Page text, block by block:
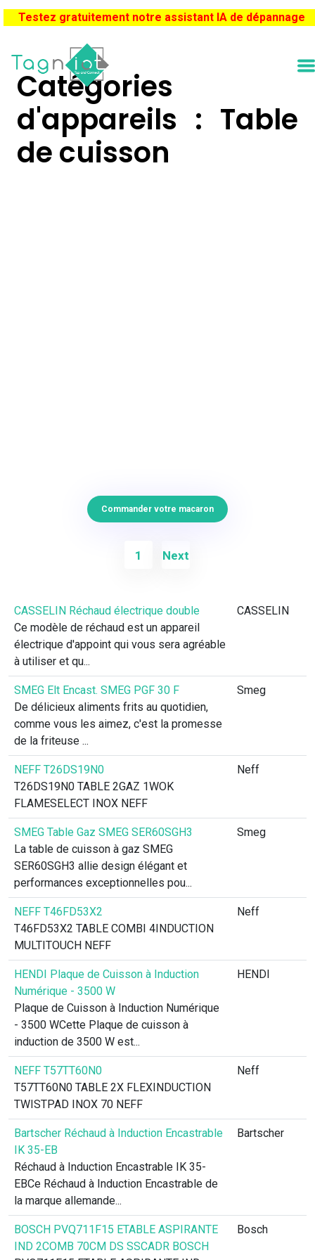
Testez gratuitement notre assistant IA de dépannage
Catégories
d'appareils : Table
de cuisson
Commander votre macaron
1 Next
CASSELIN Réchaud électrique double
Ce modèle de réchaud est un appareil
électrique d'appoint qui vous sera agréable
à utiliser et qu...
CASSELIN
SMEG Elt Encast. SMEG PGF 30 F
De délicieux aliments frits au quotidien,
comme vous les aimez, c'est la promesse
de la friteuse ...
Smeg
NEFF T26DS19N0
T26DS19N0 TABLE 2GAZ 1WOK
FLAMESELECT INOX NEFF
Neff
SMEG Table Gaz SMEG SER60SGH3
La table de cuisson à gaz SMEG
SER60SGH3 allie design élégant et
performances exceptionnelles pou...
Smeg
NEFF T46FD53X2
T46FD53X2 TABLE COMBI 4INDUCTION
MULTITOUCH NEFF
Neff
HENDI Plaque de Cuisson à Induction
Numérique - 3500 W
Plaque de Cuisson à Induction Numérique
- 3500 WCette Plaque de cuisson à
induction de 3500 W est...
HENDI
NEFF T57TT60N0
T57TT60N0 TABLE 2X FLEXINDUCTION
TWISTPAD INOX 70 NEFF
Neff
Bartscher Réchaud à Induction Encastrable
IK 35-EB
Réchaud à Induction Encastrable IK 35-
EBCe Réchaud à Induction Encastrable de
la marque allemande...
Bartscher
BOSCH PVQ711F15 ETABLE ASPIRANTE
IND 2COMB 70CM DS SSCADR BOSCH
Bosch